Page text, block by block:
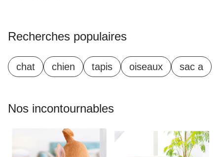
Recherches populaires
chat chien tapis oiseaux sac a
Nos incontournables